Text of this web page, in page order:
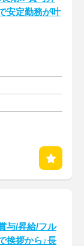
安定勤務が叶
与/昇給/フル
挨拶から♪長